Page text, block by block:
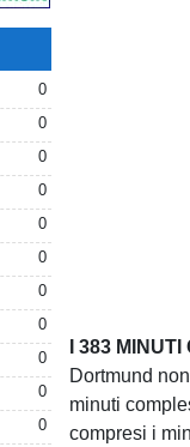
0
0
0
0
0
0
0
0
0
0
0
I 383
Dortmund
minuti
compresi i